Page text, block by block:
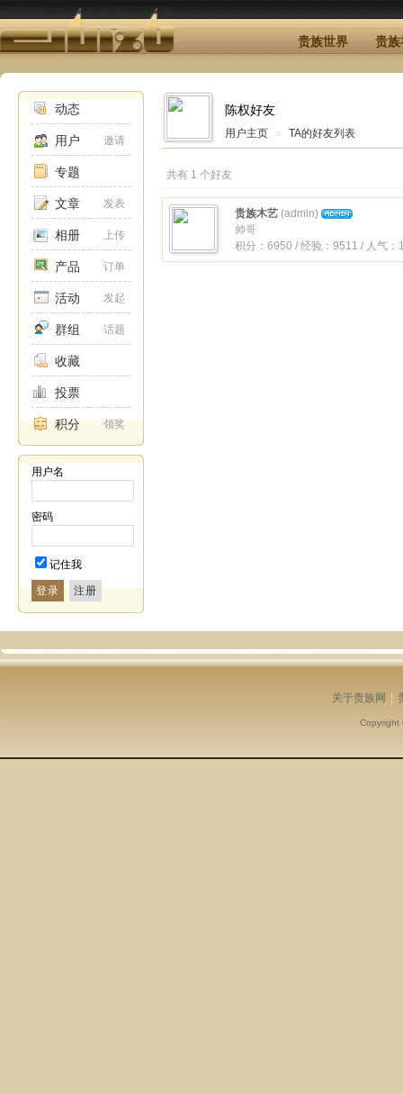
贵族世界 贵族
动态
用户 邀请
专题
文章 发表
相册 上传
产品 订单
活动 发起
群组 话题
收藏
投票
积分 领奖
用户名
密码
记住我
登录
陈权好友
用户主页 » TA的好友列表
共有 1 个好友
贵族木艺 (admin)
帅哥
积分：6950 / 经验：9511 / 人气
关于贵族网